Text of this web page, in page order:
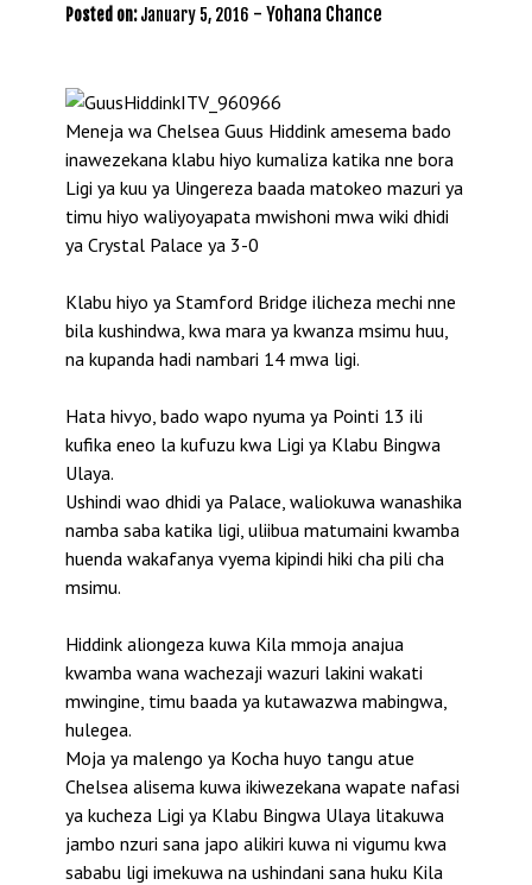
Posted on: January 5, 2016 - Yohana Chance
Meneja wa Chelsea Guus Hiddink amesema bado
inawezekana klabu hiyo kumaliza katika nne bora
Ligi ya kuu ya Uingereza baada matokeo mazuri ya
timu hiyo waliyoyapata mwishoni mwa wiki dhidi
ya Crystal Palace ya 3-0
Klabu hiyo ya Stamford Bridge ilicheza mechi nne
bila kushindwa, kwa mara ya kwanza msimu huu,
na kupanda hadi nambari 14 mwa ligi.
Hata hivyo, bado wapo nyuma ya Pointi 13 ili
kufika eneo la kufuzu kwa Ligi ya Klabu Bingwa
Ulaya.
Ushindi wao dhidi ya Palace, waliokuwa wanashika
namba saba katika ligi, uliibua matumaini kwamba
huenda wakafanya vyema kipindi hiki cha pili cha
msimu.
Hiddink aliongeza kuwa Kila mmoja anajua
kwamba wana wachezaji wazuri lakini wakati
mwingine, timu baada ya kutawazwa mabingwa,
hulegea.
Moja ya malengo ya Kocha huyo tangu atue
Chelsea alisema kuwa ikiwezekana wapate nafasi
ya kucheza Ligi ya Klabu Bingwa Ulaya litakuwa
jambo nzuri sana japo alikiri kuwa ni vigumu kwa
sababu ligi imekuwa na ushindani sana huku Kila